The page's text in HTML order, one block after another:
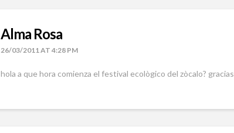
Alma Rosa
26/03/2011 AT 4:28 PM
hola a que hora comienza el festival ecològico del zòcalo? gracias